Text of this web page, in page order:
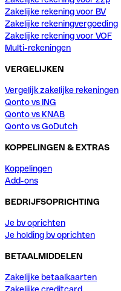
Zakelijke rekening voor BV
Zakelijke rekeningvergoeding
Zakelijke rekening voor VOF
Multi-rekeningen
VERGELIJKEN
Vergelijk zakelijke rekeningen
Qonto vs ING
Qonto vs KNAB
Qonto vs GoDutch
KOPPELINGEN & EXTRAS
Koppelingen
Add-ons
BEDRIJFSOPRICHTING
Je bv oprichten
Je holding bv oprichten
BETAALMIDDELEN
Zakelijke betaalkaarten